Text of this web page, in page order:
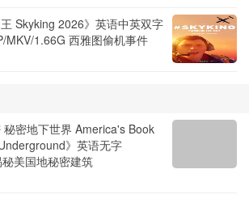
Skyking 2026》英语中英双字
MKV/1.66G 西雅图偷机事件
秘密地下世界 America's Book
》英语无字
美国地秘密建筑